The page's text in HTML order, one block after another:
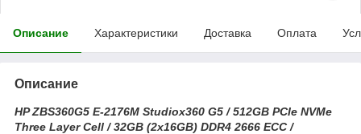
Описание Характеристики Доставка Оплата
Описание
HP ZBS360G5 E-2176M Studiox360 G5 / 512GB PCIe NVMe
Three Layer Cell / 32GB (2x16GB) DDR4 2666 ECC /